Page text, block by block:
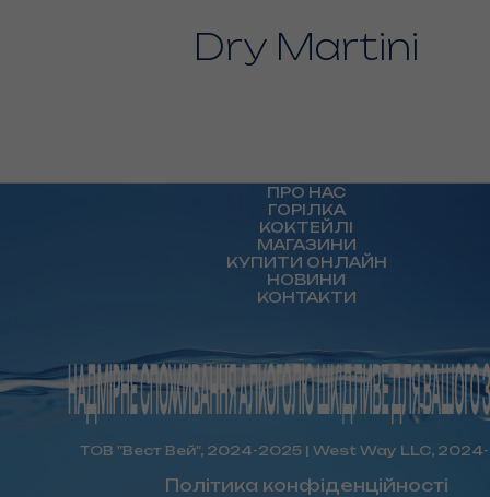
Dry Martini
ПРО НАС
ГОРІЛКА
КОКТЕЙЛІ
МАГАЗИНИ
КУПИТИ ОНЛАЙН
НОВИНИ
КОНТАКТИ
ТОВ "Вест Вей", 2024-2025 | West Way LLC,
Політика конфіденційності